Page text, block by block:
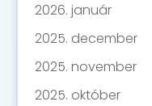
2026. január
2025. december
2025. november
2025. október